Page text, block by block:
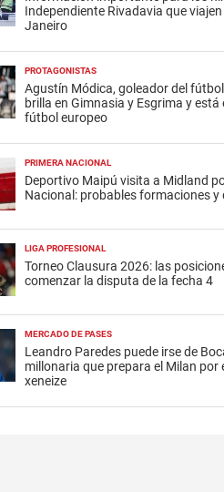
Independiente Rivadavia que viajen
Janeiro
PROTAGONISTAS
Agustín Módica, goleador del
brilla en Gimnasia y Esgrima y está
fútbol europeo
PRIMERA NACIONAL
Deportivo Maipú visita a Midland
Nacional: probables formaciones y
LIGA PROFESIONAL
Torneo Clausura 2026: las
comenzar la disputa de la fecha 4
MERCADO DE PASES
Leandro Paredes puede irse de
millonaria que prepara el Milan por
xeneize